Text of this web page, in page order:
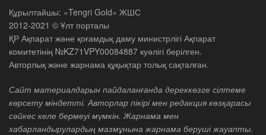
Құрылтайшы: «Tengri Gold» ЖШС
2012-2021 © Ұлт порталы
ҚР Ақпарат және қоғамдық даму министрлігі Ақпарат
комитетінің №KZ71VPY00084887 куәлігі берілген.
Авторлық және жарнама құқықтар толық сақталған.
Сайт материалдарын пайдаланғанда дереккөзге сілтеме
көрсету міндетті. Авторлар пікірі мен редакция көзқарасы
сәйкес келе бермеуі мүмкін. Жарнама мен
хабарландырулардың мазмұнына жарнама беруші жауапты.